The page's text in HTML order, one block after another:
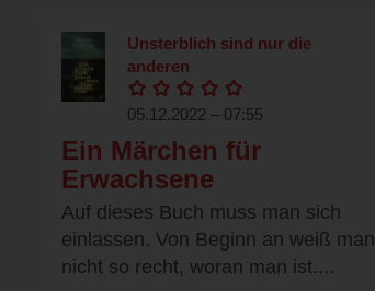
Unsterblich sind nur die
anderen
05.12.2022 – 07:55
Ein Märchen für
Erwachsene
Auf dieses Buch muss man sich
einlassen. Von Beginn an weiß man
nicht so recht, woran man ist....